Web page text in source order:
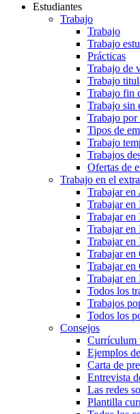
Estudiantes
Trabajo
Trabajo
Trabajo
Prácticas
Trabajo de
Trabajo
Trabajo fin
Trabajo sin
Trabajo
Tipos de
Trabajo
Trabajos
Ofertas de
Trabajo en el
Trabajar en
Trabajar en
Trabajar en
Trabajar en
Trabajar en
Trabajar en
Trabajar en
Trabajar en
Todos los
Trabajos
Todos los
Consejos
Currículum
Ejemplos
Carta de
Entrevista
Las redes
Plantilla